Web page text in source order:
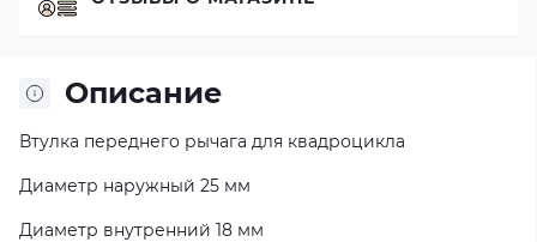
Описание
Втулка переднего рычага для квадроцикла
Диаметр наружный 25 мм
Диаметр внутренний 18 мм